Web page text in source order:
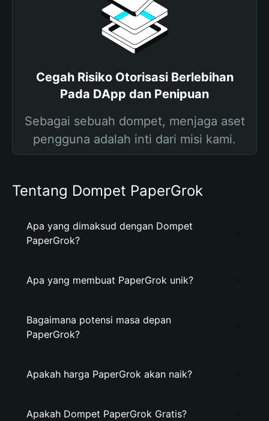
Cegah Risiko Otorisasi Berlebihan
Pada DApp dan Penipuan
Sebagai sebuah dompet, menjaga aset
pengguna adalah inti dari misi kami.
Tentang Dompet PaperGrok
Apa yang dimaksud dengan Dompet
PaperGrok?
Apa yang membuat PaperGrok unik?
Bagaimana potensi masa depan
PaperGrok?
Apakah harga PaperGrok akan naik?
Apakah Dompet PaperGrok Gratis?